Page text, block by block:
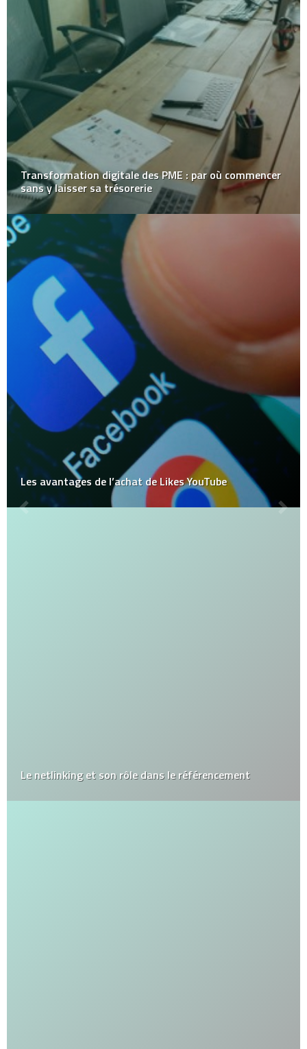
Transformation digitale des PME : par où commencer
sans y laisser sa trésorerie
Les avantages de l’achat de Likes YouTube
Le netlinking et son rôle dans le référencement